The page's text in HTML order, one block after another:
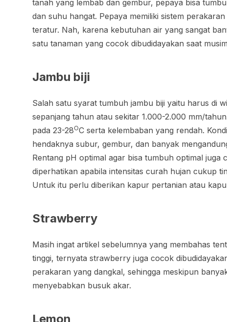
tanah yang lembab dan gembur, pepaya bisa
dan suhu hangat. Pepaya memiliki sistem
teratur. Nah, karena kebutuhan air yang sangat
satu tanaman yang cocok dibudidayakan saat
Jambu biji
Salah satu syarat tumbuh jambu biji yaitu harus di
sepanjang tahun atau sekitar 1.000-2.000 mm/
pada 23-28OC serta kelembaban yang rendah.
hendaknya subur, gembur, dan banyak
Rentang pH optimal agar bisa tumbuh optimal
diperhatikan apabila intensitas curah hujan cukup
Untuk itu perlu diberikan kapur pertanian atau
Strawberry
Masih ingat artikel sebelumnya yang membahas
tinggi, ternyata strawberry juga cocok
perakaran yang dangkal, sehingga meskipun
menyebabkan busuk akar.
Lemon